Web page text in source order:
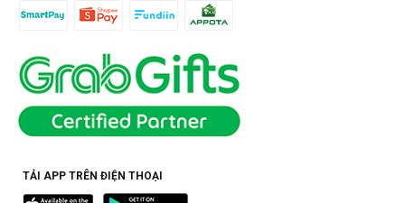
TẢI APP TRÊN ĐIỆN THOẠI